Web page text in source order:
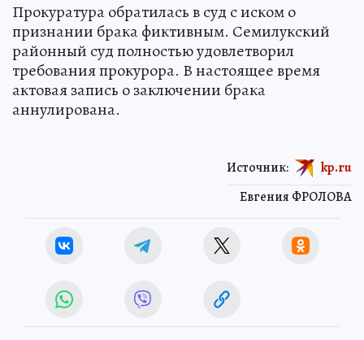
Прокуратура обратилась в суд с иском о
признании брака фиктивным. Семилукский
районный суд полностью удовлетворил
требования прокурора. В настоящее время
актовая запись о заключении брака
аннулирована.
Евгения ФРОЛОВА
Источник: kp.ru